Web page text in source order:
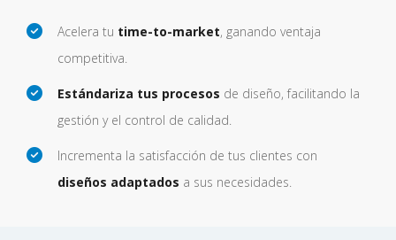
Acelera tu time-to-market, ganando ventaja
competitiva.
Estándariza tus procesos de diseño, facilitando la
gestión y el control de calidad.
Incrementa la satisfacción de tus clientes con
diseños adaptados a sus necesidades.